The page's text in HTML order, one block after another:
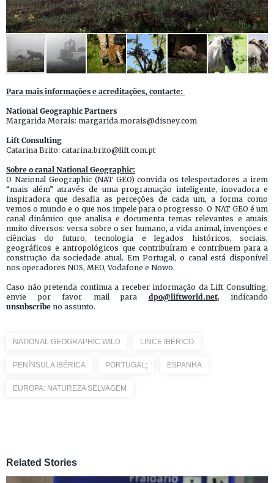
Para mais informações e acreditações, contacte:
National Geographic Partners
Margarida Morais: margarida.morais@disney.com
Lift Consulting
Catarina Brito: catarina.brito@lift.com.pt
Sobre o canal National Geographic:
O National Geographic (NAT GEO) convida os telespectadores a irem
“mais além” através de uma programação inteligente, inovadora e
inspiradora que desafia as perceções de cada um, a forma como
vemos o mundo e o que nos impele para o progresso. O NAT GEO é um
canal dinâmico que analisa e documenta temas relevantes e atuais
muito diversos: versa sobre o ser humano, a vida animal, invenções e
ciências do futuro, tecnologia e legados históricos, sociais,
geográficos e antropológicos que contribuíram e contribuem para a
construção da sociedade atual. Em Portugal, o canal está disponível
nos operadores NOS, MEO, Vodafone e Nowo.
Caso não pretenda continua a receber informação da Lift Consulting,
envie por favor mail para dpo@liftworld.net, indicando
unsubscribe no assunto.
NATIONAL GEOGRAPHIC WILD LINCE IBÉRICO
PENÍNSULA IBÉRICA PORTUGAL; ESPANHA
EUROPA: NATUREZA SELVAGEM
Related Stories